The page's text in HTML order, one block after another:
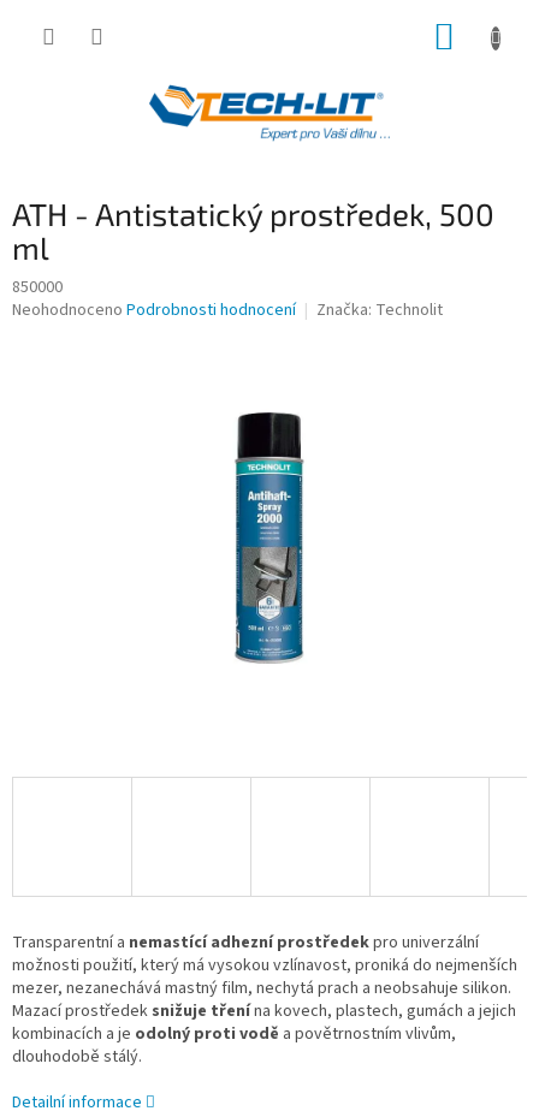
ATH - Antistatický prostředek, 500
ml
850000
Průměrné
Neohodnoceno Podrobnosti hodnocení Značka: Technolit
Transparentní a nemastící adhezní prostředekpro univerzální
možnosti použití, který má vysokou vzlínavost, proniká do nejmenších
mezer, nezanechává mastný film, nechytá prach a neobsahuje silikon.
Mazací prostředek snižuje třenína kovech, plastech, gumách a jejich
kombinacích a je odolný proti vodě a povětrnostním vlivům,
dlouhodobě stálý.
Detailní informace